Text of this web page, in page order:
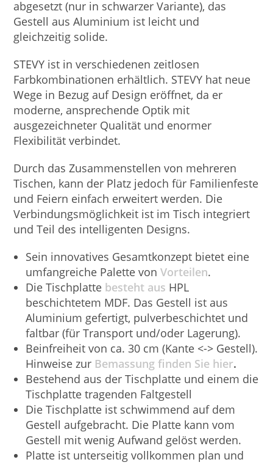
abgesetzt (nur in schwarzer Variante), das
Gestell aus Aluminium ist leicht und
gleichzeitig solide.
STEVY ist in verschiedenen zeitlosen
Farbkombinationen erhältlich. STEVY hat neue
Wege in Bezug auf Design eröffnet, da er
moderne, ansprechende Optik mit
ausgezeichneter Qualität und enormer
Flexibilität verbindet.
Durch das Zusammenstellen von mehreren
Tischen, kann der Platz jedoch für Familienfeste
und Feiern einfach erweitert werden. Die
Verbindungsmöglichkeit ist im Tisch integriert
und Teil des intelligenten Designs.
Sein innovatives Gesamtkonzept bietet eine
umfangreiche Palette vonVorteilen.
Die Tischplatte besteht aus HPL
beschichtetem MDF. Das Gestell ist aus
Aluminium gefertigt, pulverbeschichtet und
faltbar (für Transport und/oder Lagerung).
Beinfreiheit von ca. 30 cm (Kante <-> Gestell).
Hinweise zur Bemassung finden Sie hier.
Bestehend aus der Tischplatte und einem die
Tischplatte tragenden Faltgestell
Die Tischplatte ist schwimmend auf dem
Gestell aufgebracht. Die Platte kann vom
Gestell mit wenig Aufwand gelöst werden.
Platte ist unterseitig vollkommen plan und